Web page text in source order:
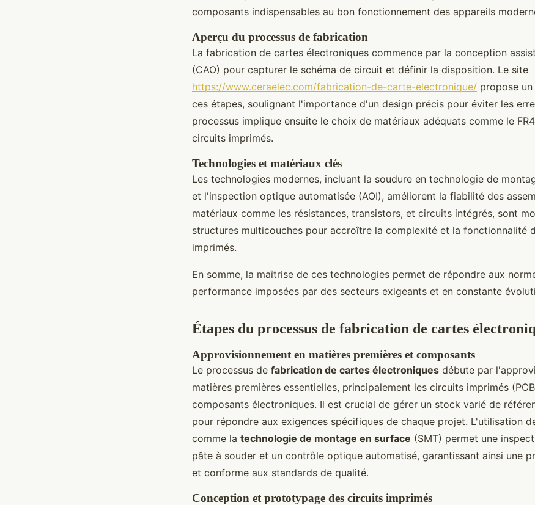
composants indispensables au bon fonctionnement des appareils
Aperçu du processus de fabrication
La fabrication de cartes électroniques commence par la conception
(CAO) pour capturer le schéma de circuit et définir la disposition. Le site
https://www.ceraelec.com/fabrication-de-carte-electronique/ propose
ces étapes, soulignant l'importance d'un design précis pour éviter les
processus implique ensuite le choix de matériaux adéquats comme le
circuits imprimés.
Technologies et matériaux clés
Les technologies modernes, incluant la soudure en technologie de
et l'inspection optique automatisée (AOI), améliorent la fiabilité des
matériaux comme les résistances, transistors, et circuits intégrés, sont
structures multicouches pour accroître la complexité et la fonctionnalité
imprimés.
En somme, la maîtrise de ces technologies permet de répondre aux
performance imposées par des secteurs exigeants et en constante
Étapes du processus de fabrication de cartes
Approvisionnement en matières premières et composants
Le processus de fabrication de cartes électroniques débute par
matières premières essentielles, principalement les circuits imprimés
composants électroniques. Il est crucial de gérer un stock varié de
pour répondre aux exigences spécifiques de chaque projet. L'utilisation
comme la technologie de montage en surface (SMT) permet une
pâte à souder et un contrôle optique automatisé, garantissant ainsi une
et conforme aux standards de qualité.
Conception et prototypage des circuits imprimés